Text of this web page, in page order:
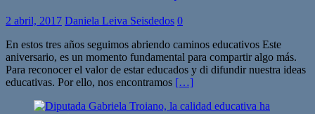
2 abril, 2017 Daniela Leiva Seisdedos 0
En estos tres años seguimos abriendo caminos educativos Este
aniversario, es un momento fundamental para compartir algo más.
Para reconocer el valor de estar educados y di difundir nuestra ideas
educativas. Por ello, nos encontramos […]